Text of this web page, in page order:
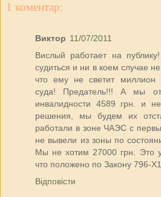
1 коментар:
Виктор 11/07/2011
Вислый работает на
судиться и ни в коем случае
что ему не светит миллион
суда! Предатель!!! А мы
инвалидности 4589 грн. и
решения, мы будем их
работали в зоне ЧАЭС с
не вывели из зоны по
Мы не хотим 27000 грн. Это
что положено по Закону 796-
Відповісти